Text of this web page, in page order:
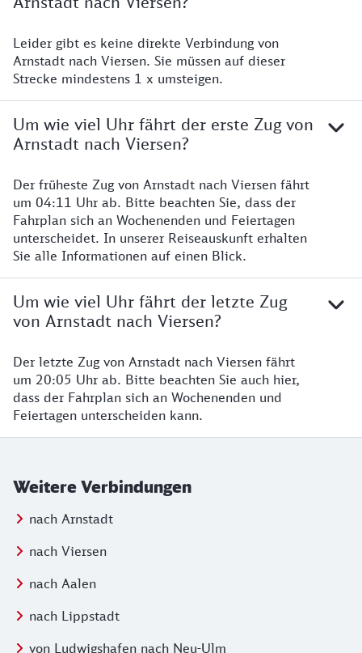
Leider gibt es keine direkte Verbindung von
Arnstadt nach Viersen. Sie müssen auf dieser
Strecke mindestens 1 x umsteigen.
Um wie viel Uhr fährt der erste Zug von
Arnstadt nach Viersen?
Der früheste Zug von Arnstadt nach Viersen fährt
um 04:11 Uhr ab. Bitte beachten Sie, dass der
Fahrplan sich an Wochenenden und Feiertagen
unterscheidet. In unserer Reiseauskunft erhalten
Sie alle Informationen auf einen Blick.
Um wie viel Uhr fährt der letzte Zug
von Arnstadt nach Viersen?
Der letzte Zug von Arnstadt nach Viersen fährt
um 20:05 Uhr ab. Bitte beachten Sie auch hier,
dass der Fahrplan sich an Wochenenden und
Feiertagen unterscheiden kann.
Weitere Verbindungen
nach Arnstadt
nach Viersen
nach Aalen
nach Lippstadt
von Ludwigshafen nach Neu-Ulm